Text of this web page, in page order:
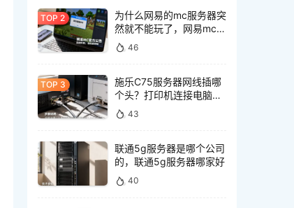
为什么网易的mc服务器突
然就不能玩了，网易mc服
务器突然不能玩怎么回事
46
施乐C75服务器网线插哪
个头？打印机连接电脑网
线接口怎么选
43
联通5g服务器是哪个公司
的，联通5g服务器哪家好
40